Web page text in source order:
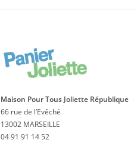
Maison Pour Tous Joliette République
66 rue de l’Evêché
13002 MARSEILLE
04 91 91 14 52